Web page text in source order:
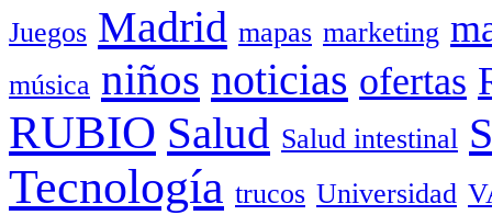
Juegos Madrid mapas marketing
música niños noticias ofertas
RUBIO Salud Salud intestinal
Tecnología trucos Universidad